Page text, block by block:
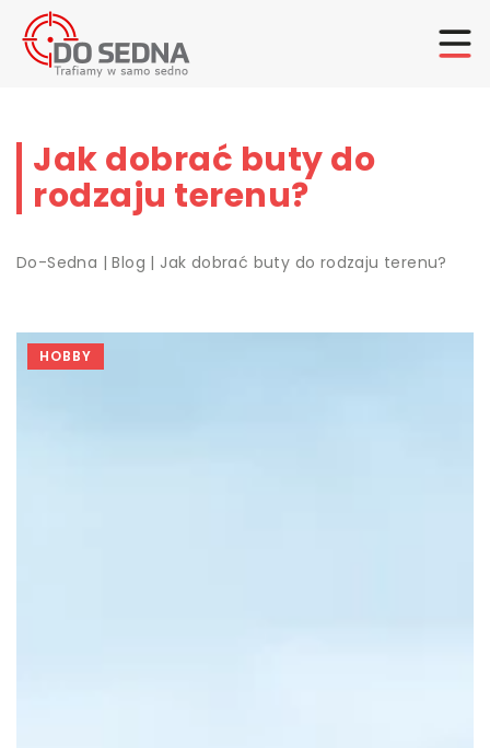
Jak dobrać buty do
rodzaju terenu?
Do-Sedna |Blog | Jak dobrać buty do rodzaju terenu?
HOBBY